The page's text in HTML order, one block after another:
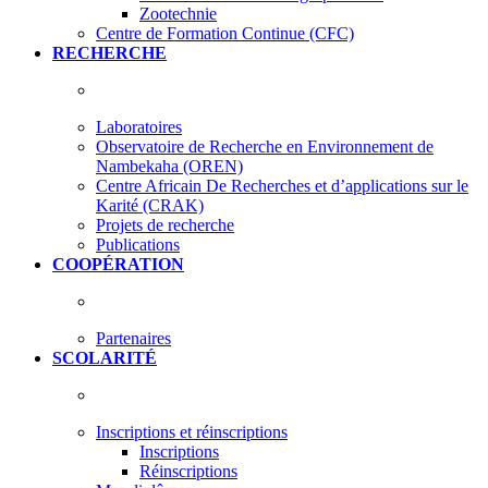
Zootechnie
Centre de Formation Continue (CFC)
RECHERCHE
Laboratoires
Observatoire de Recherche en Environnement de
Nambekaha (OREN)
Centre Africain De Recherches et d’applications sur le
Karité (CRAK)
Projets de recherche
Publications
COOPÉRATION
Partenaires
SCOLARITÉ
Inscriptions et réinscriptions
Inscriptions
Réinscriptions